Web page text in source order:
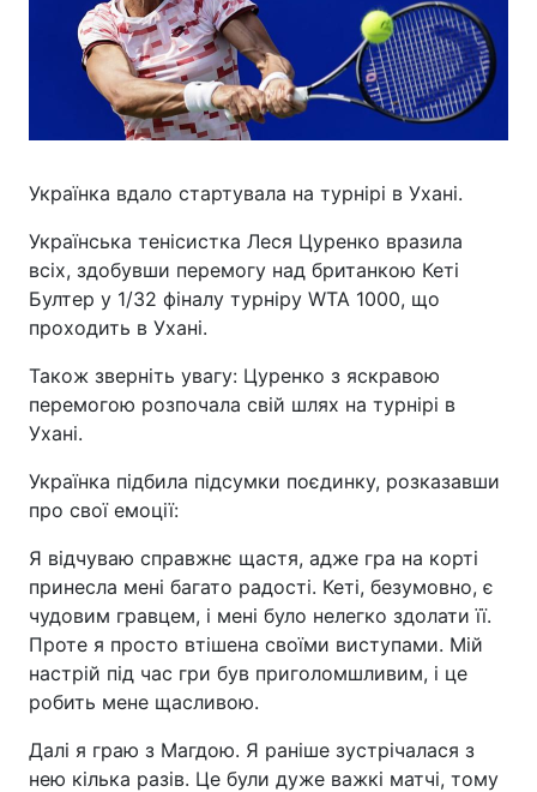
Українка вдало стартувала на турнірі в Ухані.
Українська тенісистка Леся Цуренко вразила
всіх, здобувши перемогу над британкою Кеті
Бултер у 1/32 фіналу турніру WTA 1000, що
проходить в Ухані.
Також зверніть увагу: Цуренко з яскравою
перемогою розпочала свій шлях на турнірі в
Ухані.
Українка підбила підсумки поєдинку, розказавши
про свої емоції:
Я відчуваю справжнє щастя, адже гра на корті
принесла мені багато радості. Кеті, безумовно, є
чудовим гравцем, і мені було нелегко здолати її.
Проте я просто втішена своїми виступами. Мій
настрій під час гри був приголомшливим, і це
робить мене щасливою.
Далі я граю з Магдою. Я раніше зустрічалася з
нею кілька разів. Це були дуже важкі матчі, тому